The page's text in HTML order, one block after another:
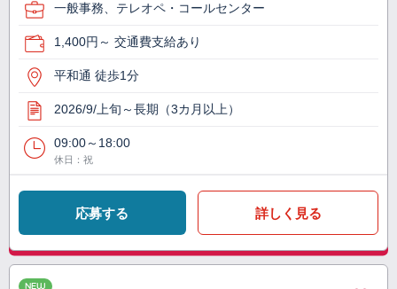
一般事務、テレオペ・コールセンター
1,400円～ 交通費支給あり
平和通 徒歩1分
2026/9/上旬～長期（3カ月以上）
09:00～18:00
休日：祝
応募する 詳しく見る
NEW